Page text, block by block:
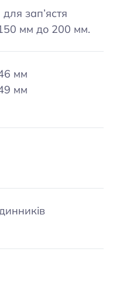
зап’ястя
мм до 200 мм.
мм
мм